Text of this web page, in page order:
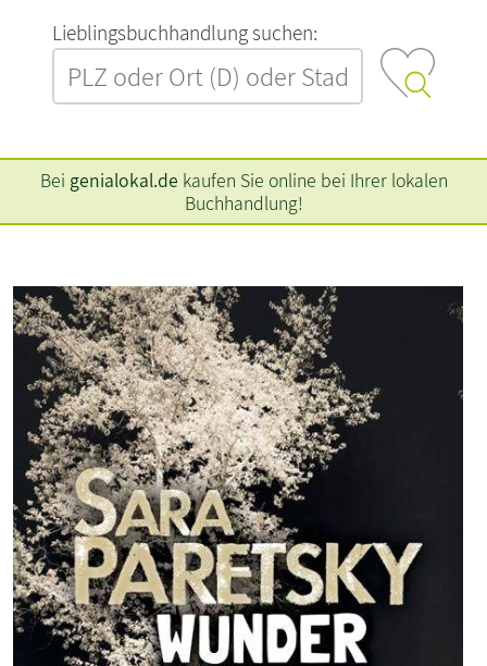
L‍i‍e‍b‍l‍i‍n‍g‍s‍b‍u‍c‍h‍h‍a‍n‍d‍l‍u‍n‍g‍ ‍s‍u‍c‍h‍e‍n‍:‍
Bei genialokal.de kaufen Sie online bei Ihrer lokalen
Buchhandlung!